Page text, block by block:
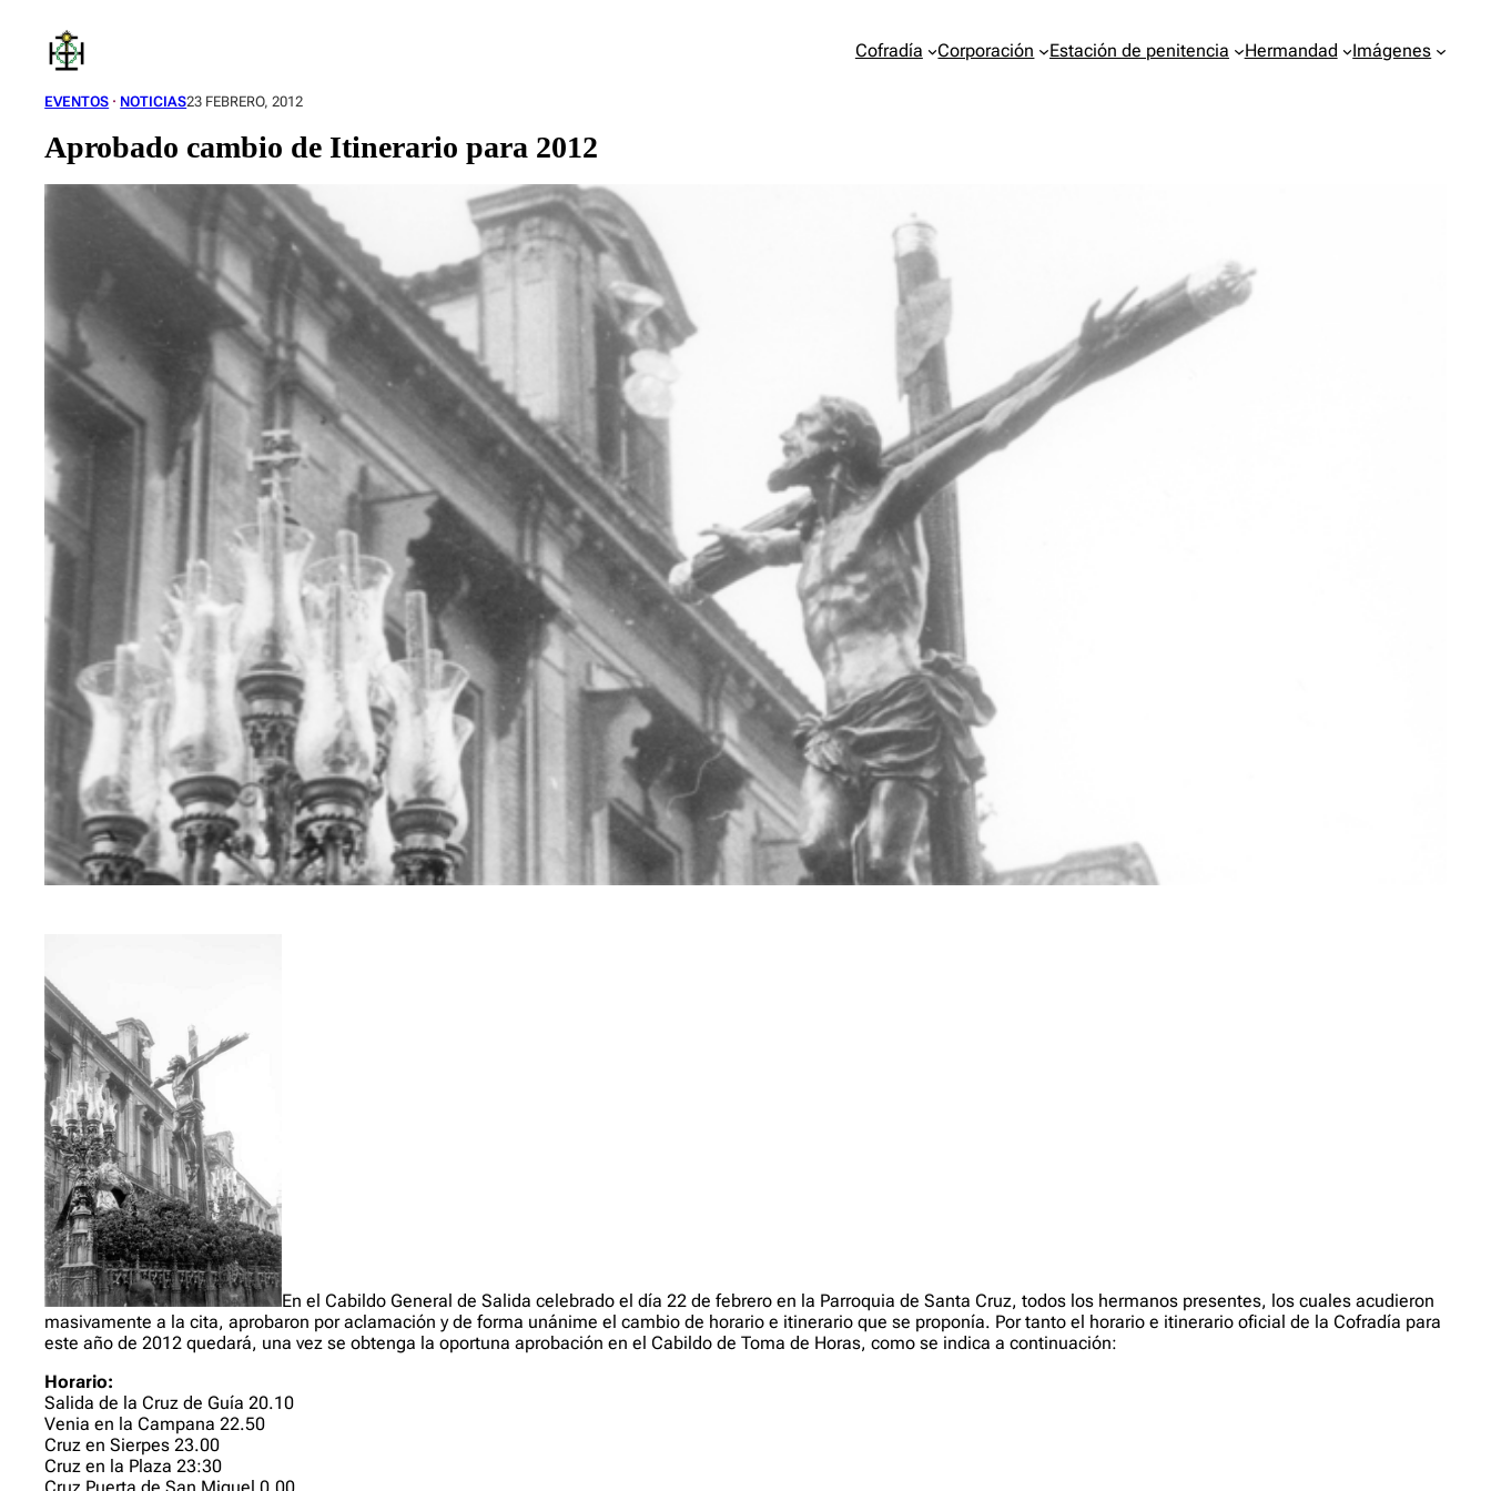
contenido
Cofradía Corporación Estación de penitencia Hermandad Imágenes
EVENTOS · NOTICIAS23 FEBRERO, 2012
Aprobado cambio de Itinerario para 2012
En el Cabildo General de Salida celebrado el día 22 de febrero en la Parroquia de Santa Cruz, todos los hermanos presentes, los cuales acudieron
masivamente a la cita, aprobaron por aclamación y de forma unánime el cambio de horario e itinerario que se proponía. Por tanto el horario e itinerario oficial de la Cofradía para
este año de 2012 quedará, una vez se obtenga la oportuna aprobación en el Cabildo de Toma de Horas, como se indica a continuación:
Horario:
Salida de la Cruz de Guía 20.10
Venia en la Campana 22.50
Cruz en Sierpes 23.00
Cruz en la Plaza 23:30